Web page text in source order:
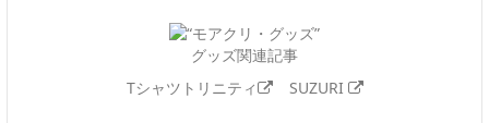
グッズ関連記事
Tシャツトリニティ
SUZURI